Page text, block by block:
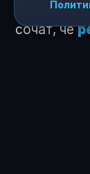
сочат, че